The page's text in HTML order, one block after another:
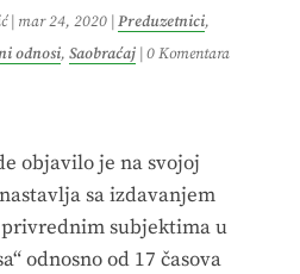
| mar 24, 2020 |Preduzetnici,
odnosi,Saobraćaj |0 Komentara
objavilo je na svojoj
sa izdavanjem
subjektima u
odnosno od 17 časova